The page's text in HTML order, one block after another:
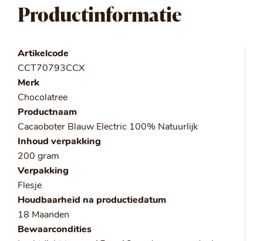
Productinformatie
Artikelcode
CCT70793CCX
Merk
Chocolatree
Productnaam
Cacaoboter Blauw Electric 100% Natuurlijk
Inhoud verpakking
200 gram
Verpakking
Flesje
Houdbaarheid na productiedatum
18 Maanden
Bewaarcondities